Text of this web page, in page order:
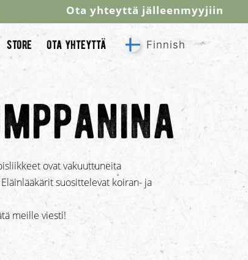
Ota yhteyttä jälleenmyyjiin
store ota yhteyttä Finnish
ovat vakuuttuneita
suosittelevat koiran- ja
meille viesti!